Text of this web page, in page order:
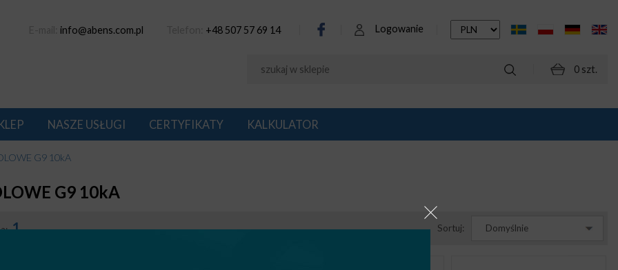
Logowanie
info@abens.com.pl +48 507 57 69 14
0 szt.
NASZE USŁUGI CERTYFIKATY KALKULATOR
G9 10kA
G9 10kA
1 Sortuj: Domyślnie